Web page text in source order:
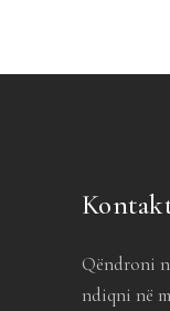
Qëndroni
ndiqni në